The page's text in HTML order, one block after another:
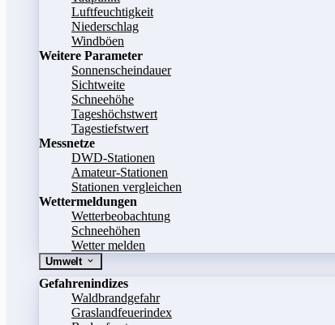
Luftfeuchtigkeit
Niederschlag
Windböen
Weitere Parameter
Sonnenscheindauer
Sichtweite
Schneehöhe
Tageshöchstwert
Tagestiefstwert
Messnetze
DWD-Stationen
Amateur-Stationen
Stationen vergleichen
Wettermeldungen
Wetterbeobachtung
Schneehöhen
Wetter melden
Umwelt
Gefahrenindizes
Waldbrandgefahr
Graslandfeuerindex